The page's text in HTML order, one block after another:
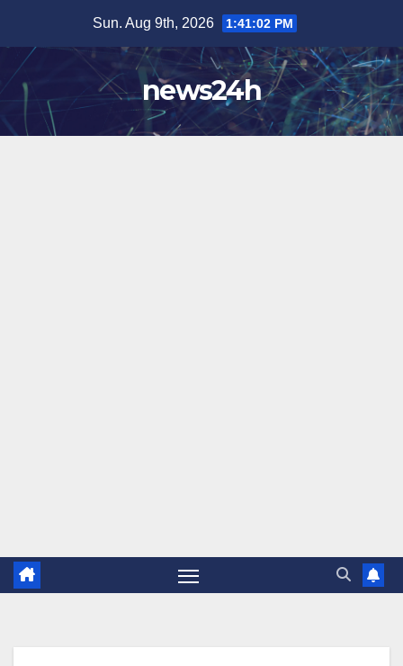
content
Sun. Aug 9th, 2026 1:41:04 PM
news24h